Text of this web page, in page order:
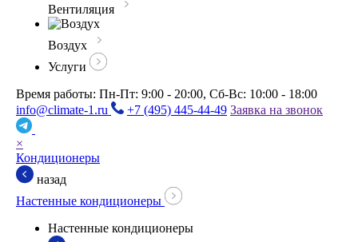
Вентиляция
Воздух
Услуги
Время работы: Пн-Пт: 9:00 - 20:00, Сб-Вс: 10:00 - 18:00
info@climate-1.ru
+7 (495) 445-44-49 Заявка на звонок
×
Кондиционеры
назад
Настенные кондиционеры
Настенные кондиционеры